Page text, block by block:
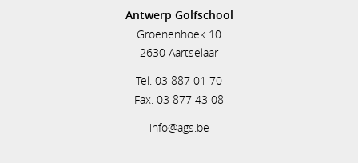
Antwerp Golfschool
Groenenhoek 10
2630 Aartselaar
Tel. 03 887 01 70
Fax. 03 877 43 08
info@ags.be